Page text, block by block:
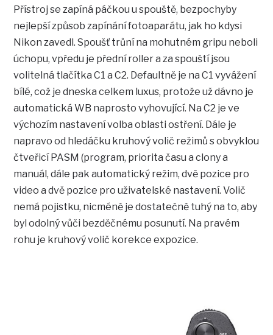
Přístroj se zapíná páčkou u spouště, bezpochyby
nejlepší způsob zapínání fotoaparátu, jak ho kdysi
Nikon zavedl. Spoušť trůní na mohutném gripu neboli
úchopu, vpředu je přední roller a za spouští jsou
volitelná tlačítka C1 a C2. Defaultně je na C1 vyvážení
bílé, což je dneska celkem luxus, protože už dávno je
automatická WB naprosto vyhovující. Na C2 je ve
výchozím nastavení volba oblasti ostření. Dále je
napravo od hledáčku kruhový volič režimů s obvyklou
čtveřicí PASM (program, priorita času a clony a
manuál, dále pak automatický režim, dvě pozice pro
video a dvě pozice pro uživatelské nastavení. Volič
nemá pojistku, nicméně je dostatečně tuhý na to, aby
byl odolný vůči bezděčnému posunutí. Na pravém
rohu je kruhový volič korekce expozice.